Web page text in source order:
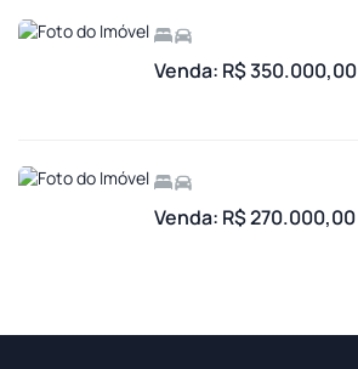
Venda: R$ 350.000,00
Venda: R$ 270.000,00